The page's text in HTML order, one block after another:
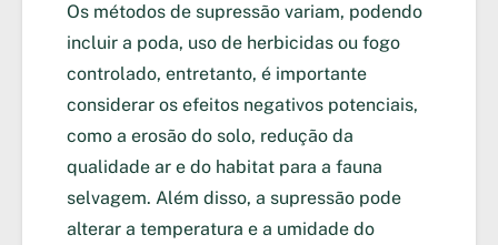
Os métodos de supressão variam, podendo
incluir a poda, uso de herbicidas ou fogo
controlado, entretanto, é importante
considerar os efeitos negativos potenciais,
como a erosão do solo, redução da
qualidade ar e do habitat para a fauna
selvagem. Além disso, a supressão pode
alterar a temperatura e a umidade do